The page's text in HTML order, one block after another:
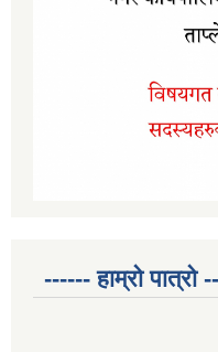
------ हाम्रो पात्रो